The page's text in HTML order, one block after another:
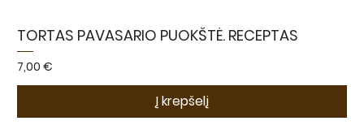
TORTAS PAVASARIO PUOKŠTĖ. RECEPTAS
Kaina
7,00 €
Į krepšelį